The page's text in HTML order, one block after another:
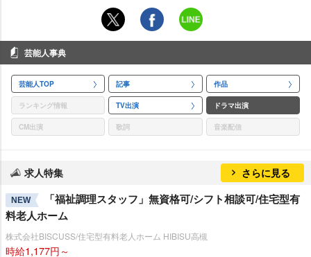
芸能人事典
芸能人TOP 記事 作品
ランキング情報 TV出演 ドラマ出演
CM出演 歌詞 音楽配信
求人特集 さらに見る
NEW
「福祉調理スタッフ」無資格可/シフト相談可/住宅型有
料老人ホーム
株式会社BISCUSS/住宅型有料老人ホーム HIBISU高槻
時給1,177円～